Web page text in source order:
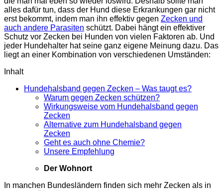
alles dafür tun, dass der Hund diese Erkrankungen gar nicht
erst bekommt, indem man ihn effektiv gegen Zecken und
auch andere Parasiten schützt. Dabei hängt ein effektiver
Schutz vor Zecken bei Hunden von vielen Faktoren ab. Und
jeder Hundehalter hat seine ganz eigene Meinung dazu. Das
liegt an einer Kombination von verschiedenen Umständen:
Inhalt
Hundehalsband gegen Zecken – Was taugt es?
Warum gegen Zecken schützen?
Wirkungsweise vom Hundehalsband gegen
Zecken
Alternative zum Hundehalsband gegen
Zecken
Geht es auch ohne Chemie?
Unsere Empfehlung
Der Wohnort
In manchen Bundesländern finden sich mehr Zecken als in